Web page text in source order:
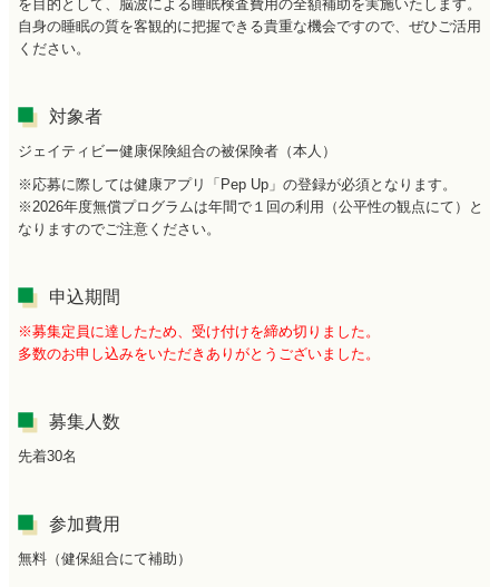
を目的として、脳波による睡眠検査費用の全額補助を実施いたします。
自身の睡眠の質を客観的に把握できる貴重な機会ですので、ぜひご活用
ください。
対象者
ジェイティビー健康保険組合の被保険者（本人）
※応募に際しては健康アプリ「Pep Up」の登録が必須となります。
※2026年度無償プログラムは年間で１回の利用（公平性の観点にて）と
なりますのでご注意ください。
申込期間
※募集定員に達したため、受け付けを締め切りました。
多数のお申し込みをいただきありがとうございました。
募集人数
先着30名
参加費用
無料（健保組合にて補助）